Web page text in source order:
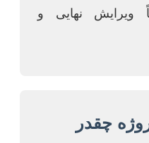
نهایی و
چقدر